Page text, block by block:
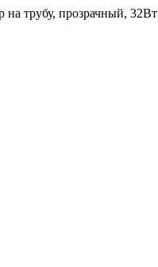
трубу, прозрачный, 32Вт